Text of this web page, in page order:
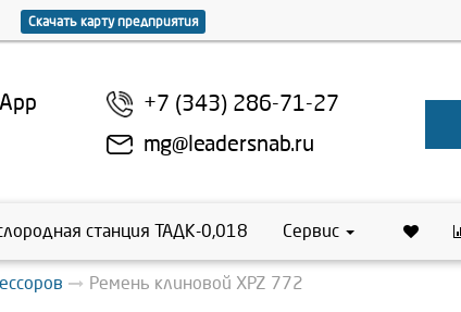
Скачать карту предприятия
+7 (343) 286-71-27
mg@leadersnab.ru
станция ТАДК-0,018 Сервис
Ремень клиновой XPZ 772